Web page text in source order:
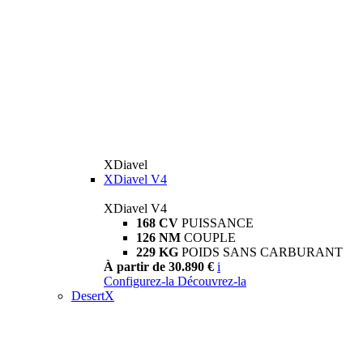
XDiavel
XDiavel V4
XDiavel V4
168 CV PUISSANCE
126 NM COUPLE
229 KG POIDS SANS CARBURANT
À partir de 30.890 € i
Configurez-la Découvrez-la
DesertX